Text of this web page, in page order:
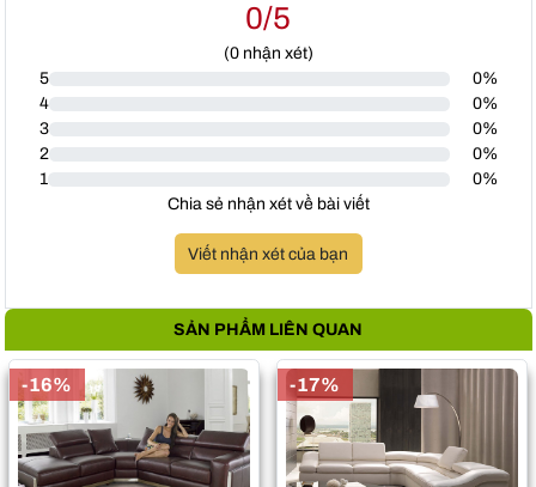
0/5
(0nhận xét)
5
0%
4
0%
3
0%
2
0%
1
0%
Chia sẻ nhận xét về bài viết
Viết nhận xét của bạn
SẢN PHẨM LIÊN QUAN
-16% -17%